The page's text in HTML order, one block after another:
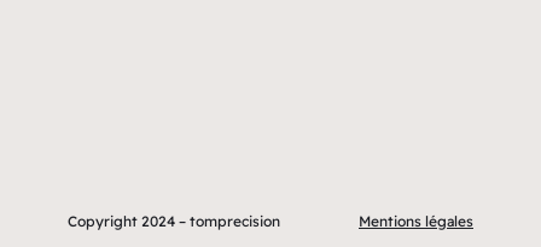
Copyright 2024 – tomprecision Mentions légales